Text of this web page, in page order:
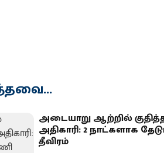
அடையாறு ஆற்றில்
அதிகாரி: 2 நாட்களாக
தீவிரம்